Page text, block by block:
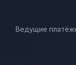
Ведущие